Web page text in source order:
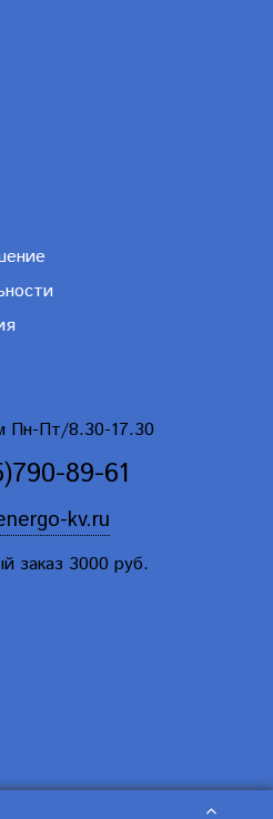
Пн-Пт/8.30-17.30
89-61
kv.ru
заказ 3000 руб.